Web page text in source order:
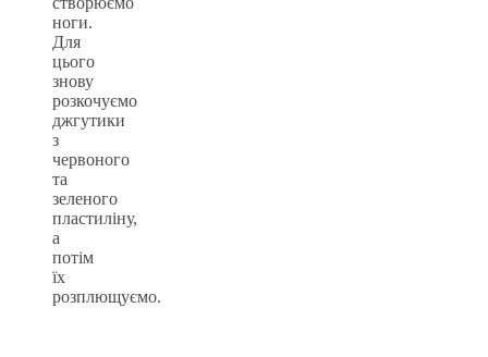
ноги.
Для
цього
знову
розкочуємо
джгутики
з
червоного
та
зеленого
пластиліну,
а
потім
їх
розплющуємо.